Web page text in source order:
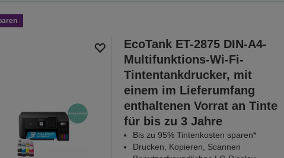
EcoTank ET-2875 DIN-A4-
Multifunktions-Wi-Fi-
Tintentankdrucker, mit
einem im Lieferumfang
enthaltenen Vorrat an Tinte
für bis zu 3 Jahre
Bis zu 95% Tintenkosten sparen*
Drucken, Kopieren, Scannen